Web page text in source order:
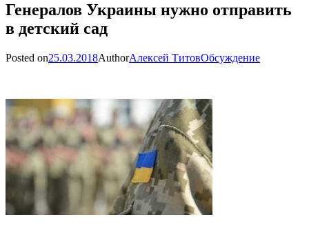
Генералов Украины нужно отправить
в детский сад
Posted on25.03.2018AuthorАлексей ТитовОбсуждение